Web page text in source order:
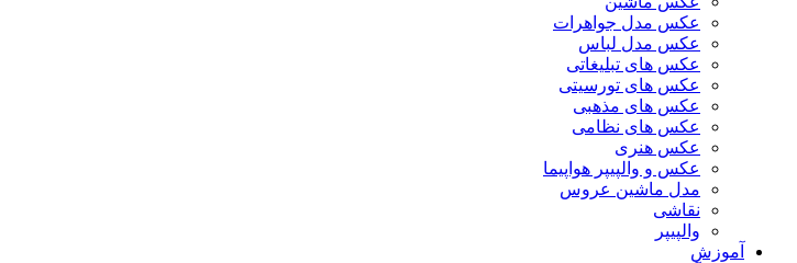
عکس مدل جواهرات
عکس مدل لباس
عکس های تبلیغاتی
عکس های تورسیتی
عکس های مذهبی
عکس های نظامی
عکس هنری
عکس و والپیپر هواپیما
مدل ماشین عروس
نقاشی
والپیپر
آموزش